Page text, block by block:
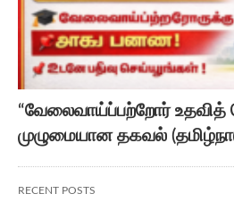
“வேலைவாய்ப்பற்றோர்
முழுமையான தகவல்
RECENT POSTS